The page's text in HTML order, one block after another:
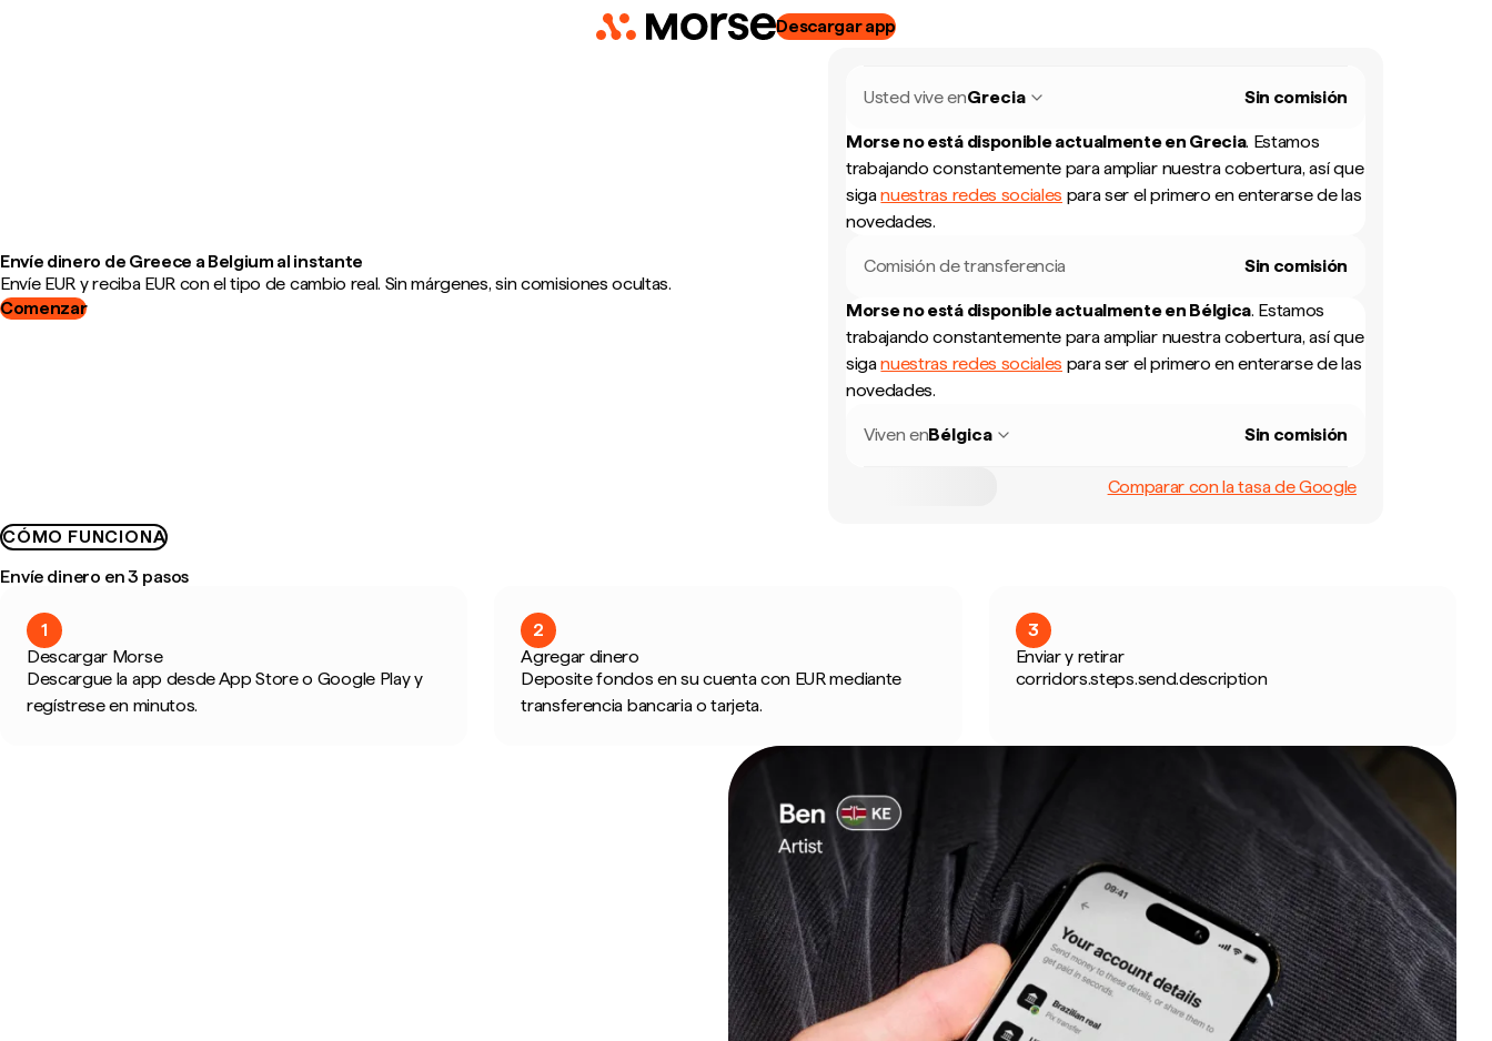
Descargar app
Envíe dinero de Greece a Belgium al instante
Envíe EUR y reciba EUR con el tipo de cambio real. Sin márgenes, sin comisiones ocultas.
Comenzar
Usted vive enGrecia Sin comisión
Morse no está disponible actualmente en Grecia. Estamos
trabajando constantemente para ampliar nuestra cobertura, así que
siganuestras redes sociales para ser el primero en enterarse de las
novedades.
Comisión de transferencia Sin comisión
Morse no está disponible actualmente en Bélgica. Estamos
trabajando constantemente para ampliar nuestra cobertura, así que
siganuestras redes sociales para ser el primero en enterarse de las
novedades.
Viven enBélgica Sin comisión
Comparar con la tasa de Google
CÓMO FUNCIONA
Envíe dinero en 3 pasos
1
Descargar Morse
Descargue la app desde App Store o Google Play y
regístrese en minutos.
2
Agregar dinero
Deposite fondos en su cuenta con EUR mediante
transferencia bancaria o tarjeta.
3
Enviar y retirar
corridors.steps.send.description